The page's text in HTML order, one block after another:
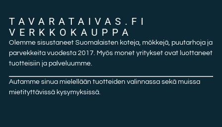
TAVARATAIVAS.FI
VERKKOKAUPPA
Olemme sisustaneet Suomalaisten koteja, mökkejä, puutarhoja ja
parvekkeita vuodesta 2017. Myös monet yritykset ovat luottaneet
tuotteisiin ja palveluumme.
Autamme sinua mielellään tuotteiden valinnassa sekä muissa
mietityttävissä kysymyksissä.